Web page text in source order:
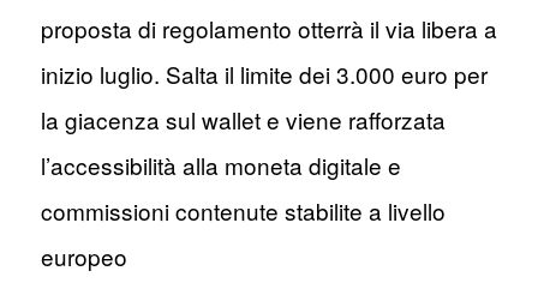
proposta di regolamento otterrà il via libera a
inizio luglio. Salta il limite dei 3.000 euro per
la giacenza sul wallet e viene rafforzata
l’accessibilità alla moneta digitale e
commissioni contenute stabilite a livello
europeo